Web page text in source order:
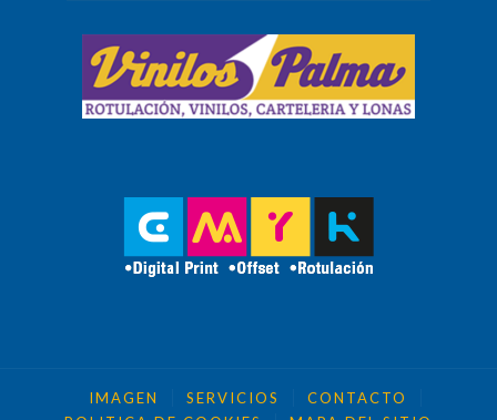
IMAGEN SERVICIOS
CONTACTO